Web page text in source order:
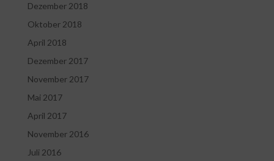
Dezember 2018
Oktober 2018
April 2018
Dezember 2017
November 2017
Mai 2017
April 2017
November 2016
Juli 2016